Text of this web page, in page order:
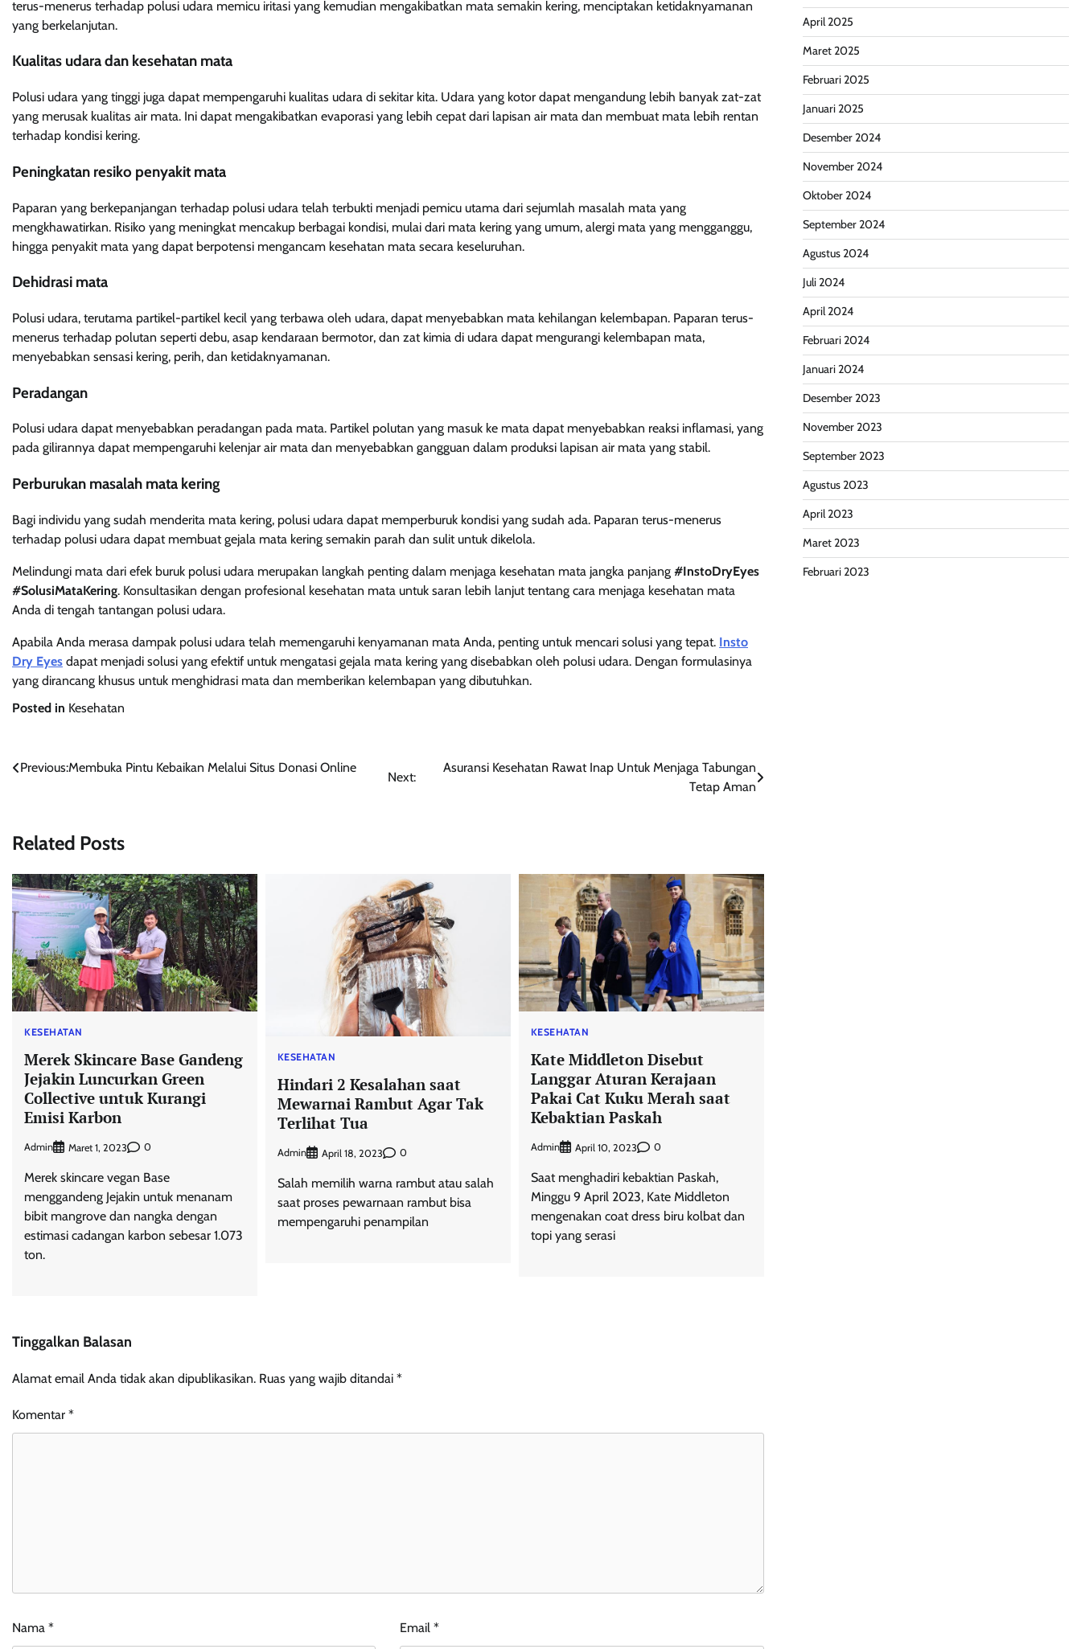
terus-menerus terhadap polusi udara memicu iritasi yang kemudian mengakibatkan mata semakin kering, menciptakan ketidaknyamanan
yang berkelanjutan.
Kualitas udara dan kesehatan mata
Polusi udara yang tinggi juga dapat mempengaruhi kualitas udara di sekitar kita. Udara yang kotor dapat mengandung lebih banyak zat-zat
yang merusak kualitas air mata. Ini dapat mengakibatkan evaporasi yang lebih cepat dari lapisan air mata dan membuat mata lebih rentan
terhadap kondisi kering.
Peningkatan resiko penyakit mata
Paparan yang berkepanjangan terhadap polusi udara telah terbukti menjadi pemicu utama dari sejumlah masalah mata yang
mengkhawatirkan. Risiko yang meningkat mencakup berbagai kondisi, mulai dari mata kering yang umum, alergi mata yang mengganggu,
hingga penyakit mata yang dapat berpotensi mengancam kesehatan mata secara keseluruhan.
Dehidrasi mata
Polusi udara, terutama partikel-partikel kecil yang terbawa oleh udara, dapat menyebabkan mata kehilangan kelembapan. Paparan terus-
menerus terhadap polutan seperti debu, asap kendaraan bermotor, dan zat kimia di udara dapat mengurangi kelembapan mata,
menyebabkan sensasi kering, perih, dan ketidaknyamanan.
Peradangan
Polusi udara dapat menyebabkan peradangan pada mata. Partikel polutan yang masuk ke mata dapat menyebabkan reaksi inflamasi, yang
pada gilirannya dapat mempengaruhi kelenjar air mata dan menyebabkan gangguan dalam produksi lapisan air mata yang stabil.
Perburukan masalah mata kering
Bagi individu yang sudah menderita mata kering, polusi udara dapat memperburuk kondisi yang sudah ada. Paparan terus-menerus
terhadap polusi udara dapat membuat gejala mata kering semakin parah dan sulit untuk dikelola.
Melindungi mata dari efek buruk polusi udara merupakan langkah penting dalam menjaga kesehatan mata jangka panjang #InstoDryEyes
#SolusiMataKering. Konsultasikan dengan profesional kesehatan mata untuk saran lebih lanjut tentang cara menjaga kesehatan mata
Anda di tengah tantangan polusi udara.
Apabila Anda merasa dampak polusi udara telah memengaruhi kenyamanan mata Anda, penting untuk mencari solusi yang tepat. Insto
Dry Eyes dapat menjadi solusi yang efektif untuk mengatasi gejala mata kering yang disebabkan oleh polusi udara. Dengan formulasinya
yang dirancang khusus untuk menghidrasi mata dan memberikan kelembapan yang dibutuhkan.
Posted in Kesehatan
Navigasi
Previous:Membuka Pintu Kebaikan Melalui Situs Donasi Online
Next:
Asuransi Kesehatan Rawat Inap Untuk Menjaga Tabungan
Tetap Aman
Related Posts
KESEHATAN
Merek Skincare Base Gandeng
Jejakin Luncurkan Green
Collective untuk Kurangi
Emisi Karbon
Admin Maret 1, 2023 0
Merek skincare vegan Base
menggandeng Jejakin untuk menanam
bibit mangrove dan nangka dengan
estimasi cadangan karbon sebesar 1.073
ton.
KESEHATAN
Hindari 2 Kesalahan saat
Mewarnai Rambut Agar Tak
Terlihat Tua
Admin April 18, 2023 0
Salah memilih warna rambut atau salah
saat proses pewarnaan rambut bisa
mempengaruhi penampilan
KESEHATAN
Kate Middleton Disebut
Langgar Aturan Kerajaan
Pakai Cat Kuku Merah saat
Kebaktian Paskah
Admin April 10, 2023 0
Saat menghadiri kebaktian Paskah,
Minggu 9 April 2023, Kate Middleton
mengenakan coat dress biru kolbat dan
topi yang serasi
Tinggalkan Balasan
Alamat email Anda tidak akan dipublikasikan. Ruas yang wajib ditandai *
Komentar *
Nama * Email*
April 2025
Maret 2025
Februari 2025
Januari 2025
Desember 2024
November 2024
Oktober 2024
September 2024
Agustus 2024
Juli 2024
April 2024
Februari 2024
Januari 2024
Desember 2023
November 2023
September 2023
Agustus 2023
April 2023
Maret 2023
Februari 2023